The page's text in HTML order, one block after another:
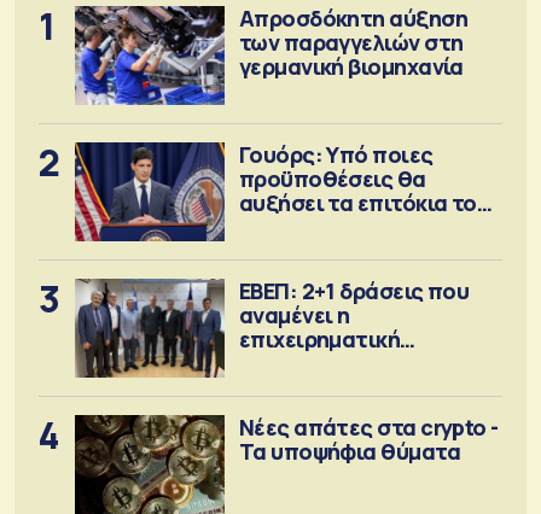
1
Απροσδόκητη αύξηση
των παραγγελιών στη
γερμανική βιομηχανία
2
Γουόρς: Υπό ποιες
προϋποθέσεις θα
αυξήσει τα επιτόκια τον
3
ΕΒΕΠ: 2+1 δράσεις που
αναμένει η
επιχειρηματική
4
Νέες απάτες στα crypto -
Τα υποψήφια θύματα